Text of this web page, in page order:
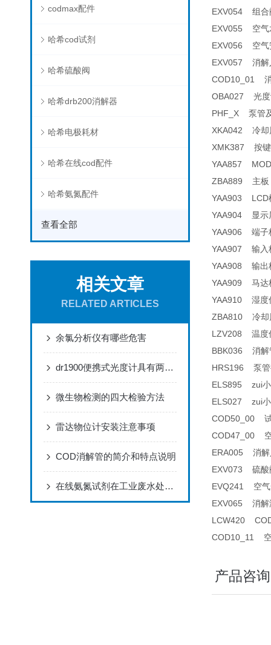
codmax配件
哈希cod试剂
哈希硫酸阀
哈希drb200消解器
哈希电极耗材
哈希在线cod配件
哈希氨氮配件
查看全部
相关文章
RELATED ARTICLES
余氯分析仪有哪些危害
dr1900便携式光度计具有两种供电模式
微生物检测的四大检验方法
雷达物位计安装注意事项
COD消解管的简介和特点说明
在线氨氮试剂在工业废水处理中的应用
EXV054 组合
EXV055 空气
EXV056 空气
EXV057 消解
COD10_01
OBA027 光
PHF_X 泵管
XKA042 冷却
XMK387 按
YAA857
ZBA889 主板
YAA903 LCD
YAA904 显示
YAA906 端
YAA907 输入
YAA908 输出
YAA909 马
YAA910 湿度
ZBA810 冷
LZV208 温度
BBK036 消
HRS196 泵
ELS895 zui小
ELS027 zui小
COD50_00
COD47_00 空
ERA005 消解
EXV073 硫酸
EVQ241 空
EXV065 消
LCW420
COD10_11 空
产品咨询